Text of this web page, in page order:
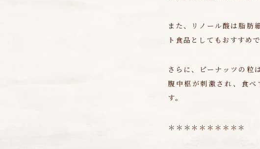
また、リノール酸は脂肪
ト食品としてもおすすめで
さらに、ピーナッツの粒
腹中枢が刺激され、食
す。
＊＊＊＊＊＊＊＊＊＊